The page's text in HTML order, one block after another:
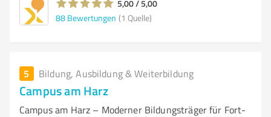
5,00 / 5,00
88 Bewertungen (1 Quelle)
5 Bildung, Ausbildung & Weiterbildung
Campus am Harz
Campus am Harz – Moderner Bildungsträger für Fort-